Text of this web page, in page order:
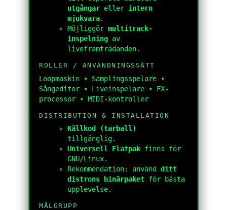
utgångar eller intern
mjukvara.
Möjliggör multitrack-
inspelning av
liveframträdanden.
ROLLER / ANVÄNDNINGSSÄTT
Loopmaskin • Samplingsspelare •
Sångeditor • Liveinspelare • FX-
processor • MIDI-kontroller
DISTRIBUTION & INSTALLATION
Källkod (tarball)
tillgänglig.
Universell Flatpak finns för
GNU/Linux.
Rekommendation: använd ditt
distrons binärpaket för bästa
upplevelse.
MÅLGRUPP